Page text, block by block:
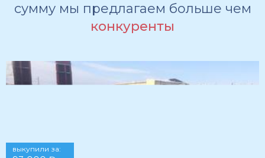
сумму мы предлагаем больше чем
конкуренты
выкупили за: